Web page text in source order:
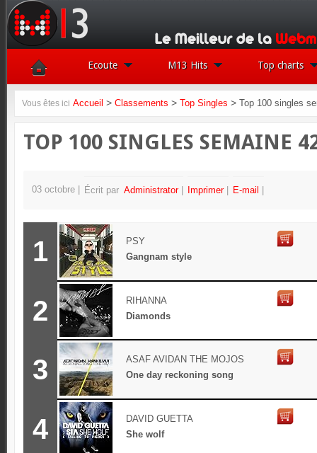
Ecoute M13 Hits Top charts
Vous êtes ici Accueil > Classements > Top Singles > Top 100 singles
TOP 100 SINGLES SEMAINE
03 octobre Écrit par Administrator Imprimer E-mail
1
PSY
Gangnam style
2
RIHANNA
Diamonds
3
ASAF AVIDAN THE MOJOS
One day reckoning song
4
DAVID GUETTA
She wolf